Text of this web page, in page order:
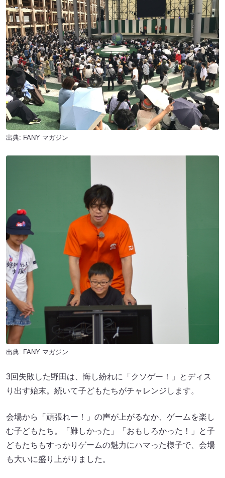
出典: FANY マガジン
出典: FANY マガジン
3回失敗した野田は、悔し紛れに「クソゲー！」とディス
り出す始末。続いて子どもたちがチャレンジします。
会場から「頑張れー！」の声が上がるなか、ゲームを楽し
む子どもたち。「難しかった」「おもしろかった！」と子
どもたちもすっかりゲームの魅力にハマった様子で、会場
も大いに盛り上がりました。